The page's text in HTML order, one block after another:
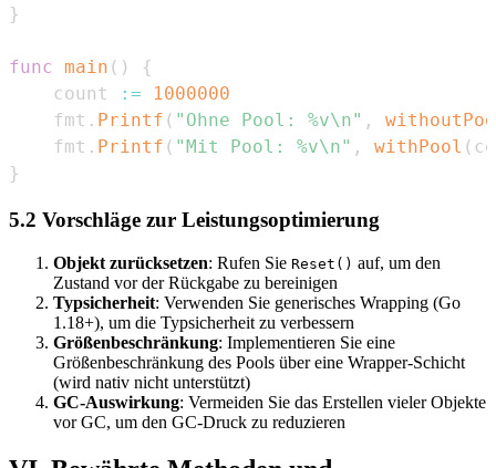
}
func main ( )
{
    count
:=
1000000
    fmt
. Printf ( "Ohne Pool: %v\n" ,
    fmt
. Printf ( "Mit Pool: %v\n" , withPool (
}
5.2 Vorschläge zur Leistungsoptimierung
Objekt zurücksetzen: Rufen Sie Reset() auf, um den
Zustand vor der Rückgabe zu bereinigen
Typsicherheit: Verwenden Sie generisches Wrapping (Go
1.18+), um die Typsicherheit zu verbessern
Größenbeschränkung: Implementieren Sie eine
Größenbeschränkung des Pools über eine Wrapper-Schicht
(wird nativ nicht unterstützt)
GC-Auswirkung: Vermeiden Sie das Erstellen vieler Objekte
vor GC, um den GC-Druck zu reduzieren